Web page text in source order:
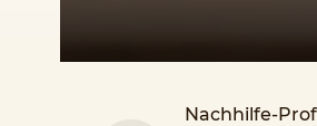
Nachhilfe-